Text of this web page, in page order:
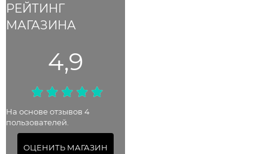
РЕЙТИНГ
МАГАЗИНА
4,9
На основе отзывов 4
пользователей.
ОЦЕНИТЬ МАГАЗИН